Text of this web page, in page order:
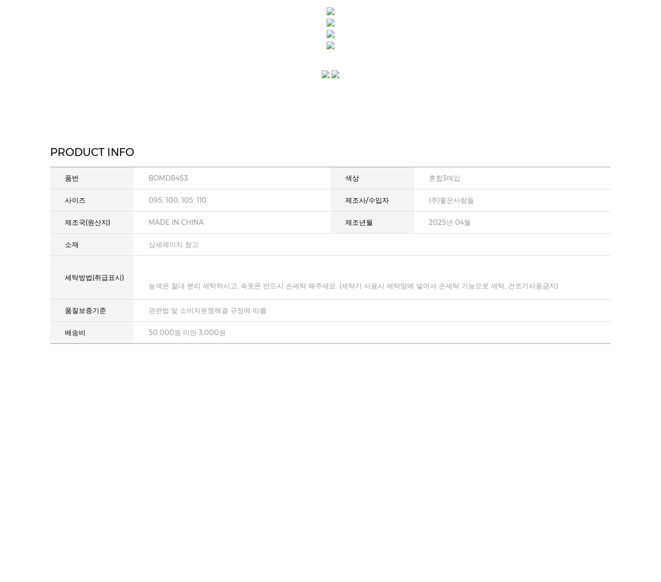
PRODUCT INFO
품번 BOMDB4S3 색상 혼합3매입
사이즈 095, 100, 105, 110 제조사/수입자 (주)좋은사람들
제조국(원산지) MADE IN CHINA 제조년월 2025년 04월
소재 상세페이지 참고
세탁방법(취급표시)
농색은 절대 분리 세탁하시고, 속옷은 반드시 손세탁 해주세요. (세탁기 사용시 세탁망에 넣어서 손세탁 기능으로 세탁, 건조기사용금지)
품질보증기준 관련법 및 소비자분쟁해결 규정에 따름
배송비 50,000원 미만 3,000원